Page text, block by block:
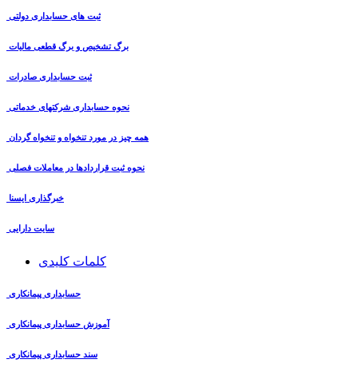
ثبت های حسابداری دولتی
برگ تشخیص و برگ قطعی مالیات
ثبت حسابداری صادرات
نحوه حسابداری شرکتهای خدماتی
همه چیز در مورد تنخواه و تنخواه گردان
نحوه ثبت قراردادها در معاملات فصلی
خبرگذاری ایسنا
سایت دارایی
کلمات کلیدی
حسابداری پیمانکاری
آموزش حسابداری پیمانکاری
سند حسابداری پیمانکاری